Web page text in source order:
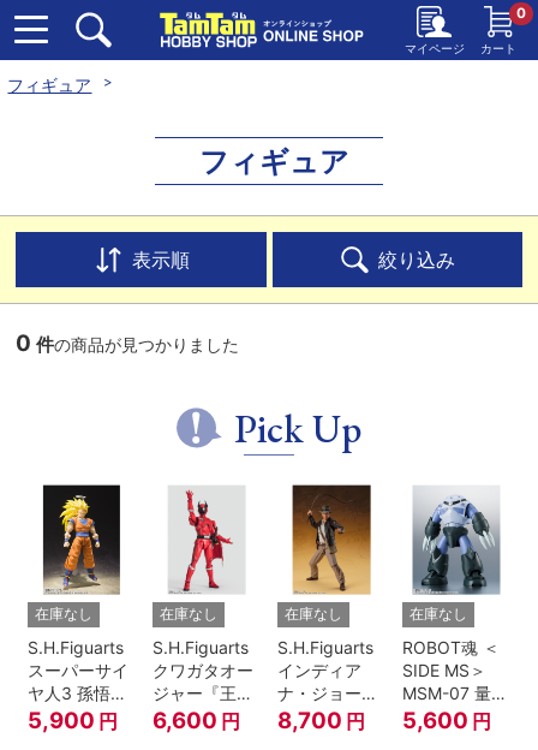
マイページ カート
0
フィギュア
フィギュア
表示順 絞り込み
0 件の商品が見つかりました
Pick Up
在庫なし
S.H.Figuarts
スーパーサイ
ヤ人3 孫悟空
『ドラゴンボ
ールZ』
5,900 円
在庫なし
S.H.Figuarts
クワガタオー
ジャー『王様
戦隊キングオ
ージャー』
6,600 円
在庫なし
S.H.Figuarts
インディア
ナ・ジョーン
ズ（レイダー
ス/失われたア
8,700 円
在庫なし
ROBOT魂 ＜
SIDE MS＞
MSM-07 量産
型ズゴック
ver.
5,600 円